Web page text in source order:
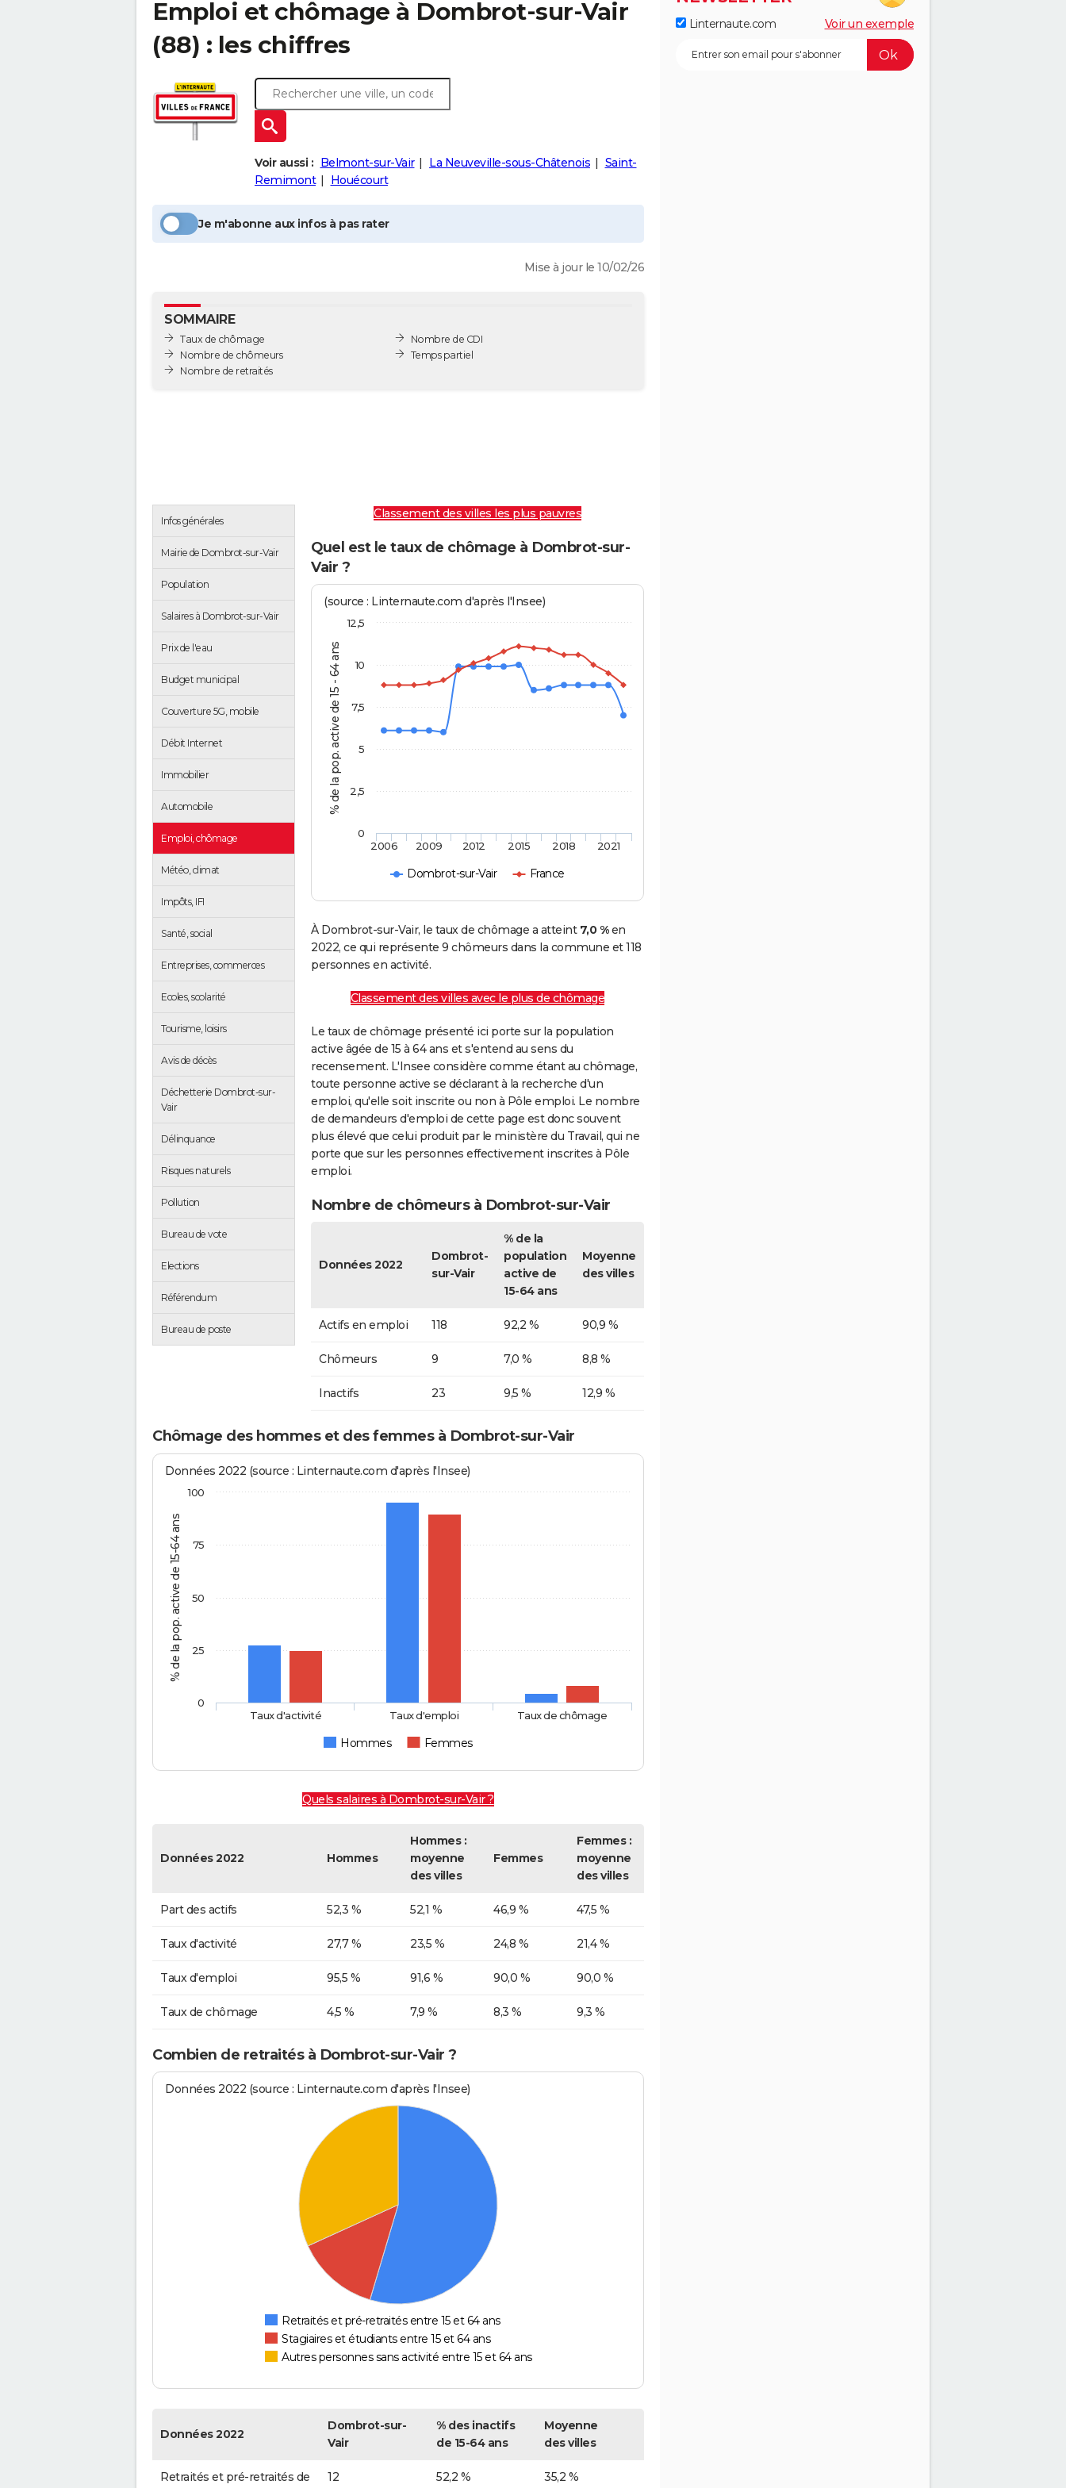
Emploi et chômage à Dombrot-sur-Vair
(88) : les chiffres
Voir aussi : Belmont-sur-Vair La Neuveville-sous-Châtenois
Saint-
Remimont
Houécourt
Je m'abonne aux infos à pas rater
Mise à jour le 10/02/26
SOMMAIRE
Taux de chômage
Nombre de chômeurs
Nombre de retraités
Nombre de CDI
Temps partiel
Infos générales
Mairie de Dombrot-sur-Vair
Population
Salaires à Dombrot-sur-Vair
Prix de l'eau
Budget municipal
Couverture 5G, mobile
Débit Internet
Immobilier
Automobile
Emploi, chômage
Météo, climat
Impôts, IFI
Santé, social
Entreprises, commerces
Ecoles, scolarité
Tourisme, loisirs
Avis de décès
Déchetterie Dombrot-sur-
Vair
Délinquance
Risques naturels
Pollution
Bureau de vote
Elections
Référendum
Bureau de poste
Classement des villes les plus pauvres
Quel est le taux de chômage à Dombrot-sur-
Vair ?
% de la pop. active de 15 - 64 ans
(source : Linternaute.com d'après l'Insee)
Dombrot-sur-Vair France
2006 2009 2012 2015 2018 2021
0
2,5
5
7,5
10
12,5
À Dombrot-sur-Vair, le taux de chômage a atteint 7,0 %en
2022, ce qui représente 9 chômeurs dans la commune et 118
personnes en activité.
Classement des villes avec le plus de chômage
Le taux de chômage présenté ici porte sur la population
active âgée de 15 à 64 ans et s'entend au sens du
recensement. L'Insee considère comme étant au chômage,
toute personne active se déclarant à la recherche d'un
emploi, qu'elle soit inscrite ou non à Pôle emploi. Le nombre
de demandeurs d'emploi de cette page est donc souvent
plus élevé que celui produit par le ministère du Travail, qui ne
porte que sur les personnes effectivement inscrites à Pôle
emploi.
Nombre de chômeurs à Dombrot-sur-Vair
Données 2022
Dombrot-
sur-Vair
% de la
population
active de
15-64 ans
Moyenne
des villes
Actifs en emploi 118 92,2 % 90,9 %
Chômeurs 9 7,0 % 8,8 %
Inactifs 23 9,5 % 12,9 %
Chômage des hommes et des femmes à Dombrot-sur-Vair
% de la pop. active de 15-64 ans
Données 2022 (source : Linternaute.com d'après l'Insee)
Hommes Femmes
Taux d'activité Taux d'emploi Taux de chômage
0
25
50
75
100
Quels salaires à Dombrot-sur-Vair ?
Données 2022 Hommes
Hommes :
moyenne
des villes
Femmes
Femmes :
moyenne
des villes
Part des actifs 52,3 % 52,1 % 46,9 % 47,5 %
Taux d'activité 27,7 % 23,5 % 24,8 % 21,4 %
Taux d'emploi 95,5 % 91,6 % 90,0 % 90,0 %
Taux de chômage 4,5 % 7,9 % 8,3 % 9,3 %
Combien de retraités à Dombrot-sur-Vair ?
Données 2022 (source : Linternaute.com d'après l'Insee)
Retraités et pré-retraités entre 15 et 64 ans
Stagiaires et étudiants entre 15 et 64 ans
Autres personnes sans activité entre 15 et 64 ans
Données 2022
Dombrot-sur-
Vair
% des inactifs
de 15-64 ans
Moyenne
des villes
Retraités et pré-retraités de
12 52,2 % 35,2 %
Linternaute.com Voir un exemple